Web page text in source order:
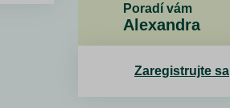
Poradí vám
Alexandra
Zaregistrujte sa